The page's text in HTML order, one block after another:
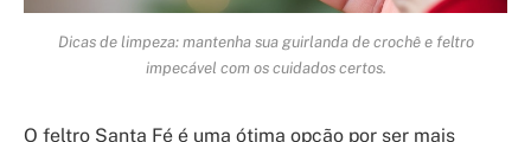
Dicas de limpeza: mantenha sua guirlanda de crochê e feltro
impecável com os cuidados certos.
O feltro Santa Fé é uma ótima opção por ser mais